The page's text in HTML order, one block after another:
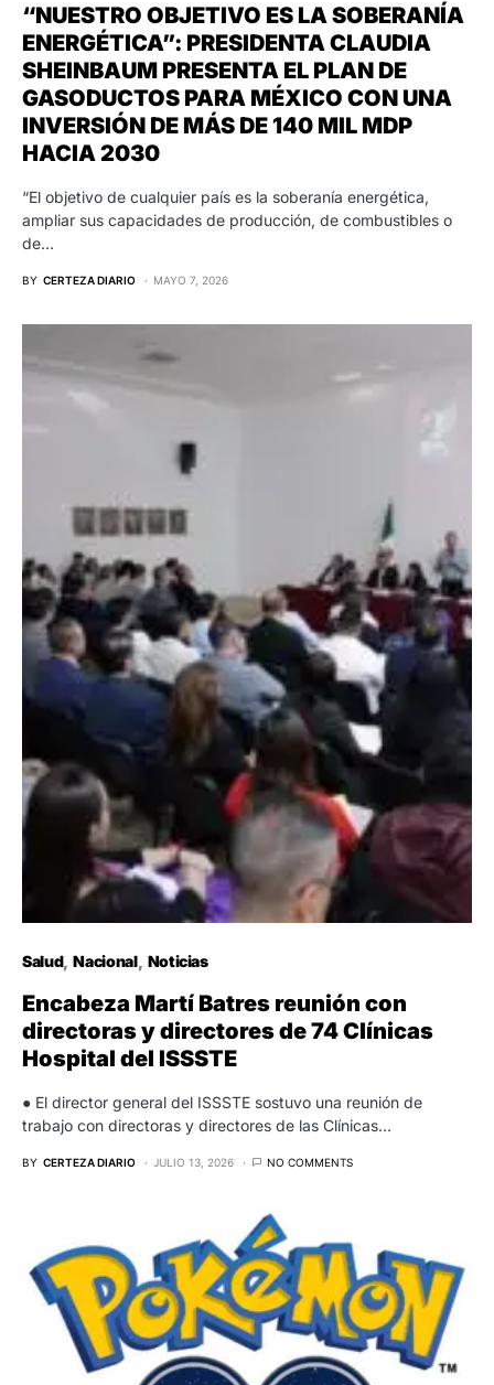
“NUESTRO OBJETIVO ES LA SOBERANÍA
ENERGÉTICA”: PRESIDENTA CLAUDIA
SHEINBAUM PRESENTA EL PLAN DE
GASODUCTOS PARA MÉXICO CON UNA
INVERSIÓN DE MÁS DE 140 MIL MDP
HACIA 2030
“El objetivo de cualquier país es la soberanía energética,
ampliar sus capacidades de producción, de combustibles o
de…
BY CERTEZA DIARIO MAYO 7, 2026
Salud Nacional Noticias
Encabeza Martí Batres reunión con
directoras y directores de 74 Clínicas
Hospital del ISSSTE
● El director general del ISSSTE sostuvo una reunión de
trabajo con directoras y directores de las Clínicas…
BY CERTEZA DIARIO JULIO 13, 2026 NO COMMENTS